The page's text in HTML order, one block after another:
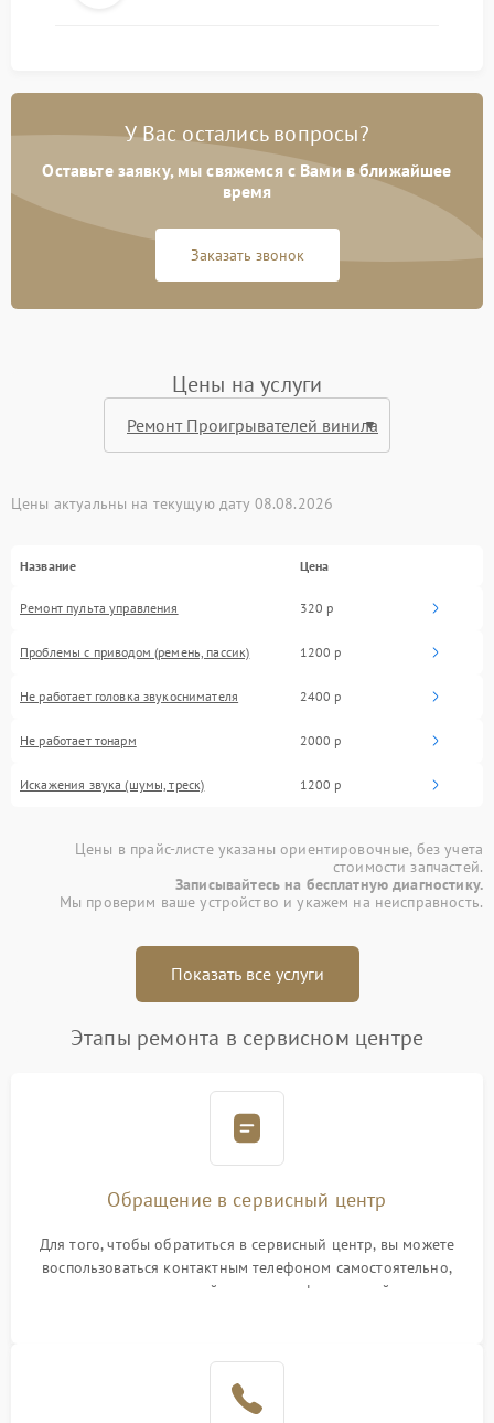
У Вас остались вопросы?
Оставьте заявку, мы свяжемся с Вами в ближайшее
время
Заказать звонок
Цены на услуги
Цены актуальны на текущую дату 08.08.2026
Название Цена
Ремонт пульта управления 320 р
Проблемы с приводом (ремень, пассик) 1200 р
Не работает головка звукоснимателя 2400 р
Не работает тонарм 2000 р
Искажения звука (шумы, треск) 1200 р
Цены в прайс-листе указаны ориентировочные, без учета
стоимости запчастей.
Записывайтесь на бесплатную диагностику.
Мы проверим ваше устройство и укажем на неисправность.
Показать все услуги
Этапы ремонта в сервисном центре
Обращение в сервисный центр
Для того, чтобы обратиться в сервисный центр, вы можете
воспользоваться контактным телефоном самостоятельно,
или оставить свой номер телефона на сайте